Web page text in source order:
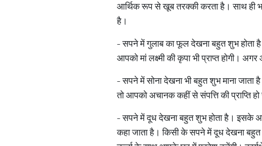
आर्थिक रूप से खूब तरक्की करता है। साथ ही
है।
- सपने में गुलाब का फूल देखना बहुत शुभ होता
आपको मां लक्ष्मी की कृपा भी प्राप्त होगी।
- सपने में सोना देखना भी बहुत शुभ माना जाता
तो आपको अचानक कहीं से संपत्ति की प्राप्ति
- सपने में दूध देखना बहुत शुभ होता है। इसके
कहा जाता है। किसी के सपने में दूध देखना बहुत